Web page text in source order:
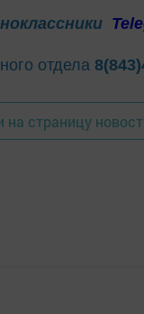
отдела
на страницу